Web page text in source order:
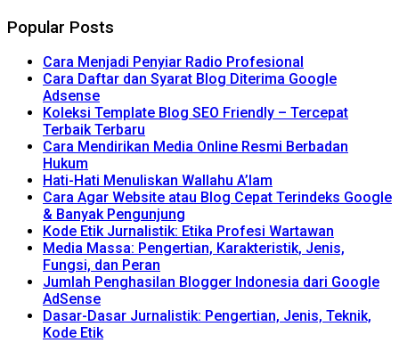
Popular Posts
Cara Menjadi Penyiar Radio Profesional
Cara Daftar dan Syarat Blog Diterima Google
Adsense
Koleksi Template Blog SEO Friendly – Tercepat
Terbaik Terbaru
Cara Mendirikan Media Online Resmi Berbadan
Hukum
Hati-Hati Menuliskan Wallahu A’lam
Cara Agar Website atau Blog Cepat Terindeks Google
& Banyak Pengunjung
Kode Etik Jurnalistik: Etika Profesi Wartawan
Media Massa: Pengertian, Karakteristik, Jenis,
Fungsi, dan Peran
Jumlah Penghasilan Blogger Indonesia dari Google
AdSense
Dasar-Dasar Jurnalistik: Pengertian, Jenis, Teknik,
Kode Etik